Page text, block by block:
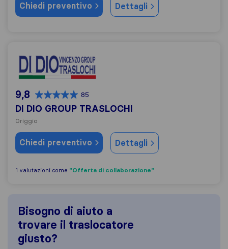
Chiedi preventivo Dettagli
DI DIO GROUP TRASLOCHI
9,8 85
DI DIO GROUP TRASLOCHI
Origgio
Chiedi preventivo Dettagli
1 valutazioni come "Offerta di collaborazione"
Bisogno di aiuto a
trovare il traslocatore
giusto?